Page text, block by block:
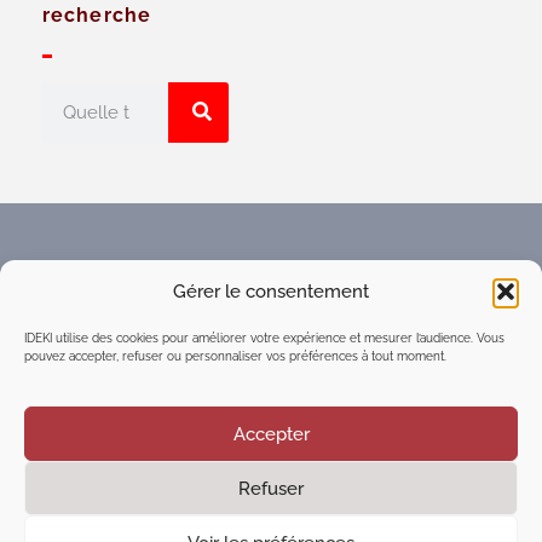
Gérer le consentement
IDEKI utilise des cookies pour améliorer votre expérience et mesurer l’audience. Vous
pouvez accepter, refuser ou personnaliser vos préférences à tout moment.
Accepter
Refuser
recherche
numérique d'intelligence
collective du réseau IDEKI
©2021Executive Marketing & Communication| Tous